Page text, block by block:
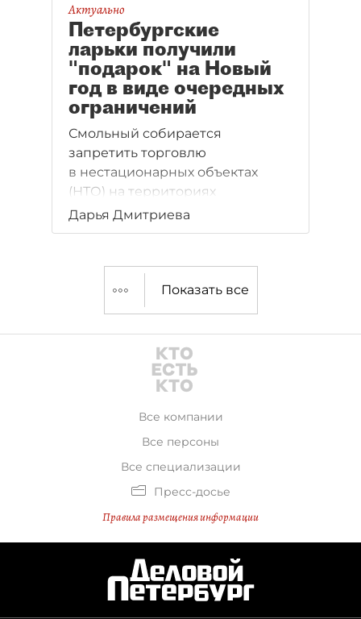
Актуально
Петербургские
ларьки получили
"подарок" на Новый
год в виде очередных
ограничений
Смольный собирается
запретить торговлю
в нестационарных объектах
(НТО) на территориях
многоквартирных домов и там,
где запрещена разносная
Дарья Дмитриева
Показать все
Все компании
Все персоны
Все специализации
Пресс-досье
Правила размещения информации